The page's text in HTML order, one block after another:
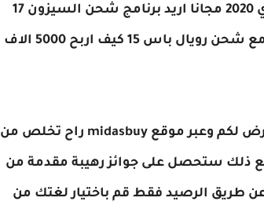
مجانا كيف احصل شدات ببجي مجانا اربح بطاقات جوجل بلاي 2020 مجانا اريد برنامج شحن السيزون 17
مجانا برنامج ربح شدات ببجي موبايل مجانا 5000 شدة يوميا مع شحن رويال باس 15 كيف اربح 5000 الاف
روابط الموقع الرسمي لشحن الشدات لكل الوطن العربي نعرض لكم وعبر موقع midasbuy راح تخلص من
ستحصل على جوائز رهيبة مقدمة من
طريق الرصيد فقط قم باختيار لغتك من